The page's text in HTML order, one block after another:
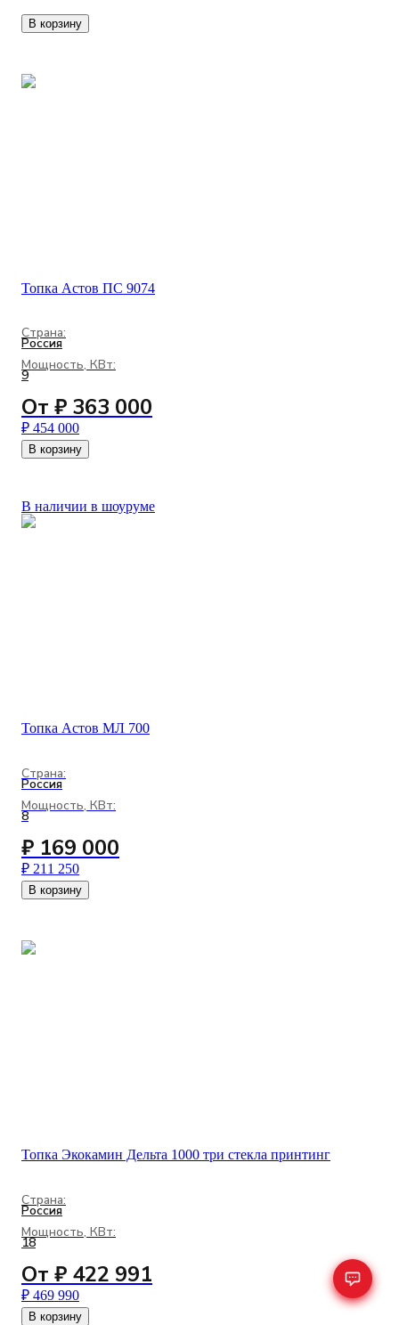
В корзину
Топка Астов ПС 9074
Страна:
Россия
Мощность, КВт:
9
От ₽ 363 000
₽ 454 000
В корзину
В наличии в шоуруме
Топка Астов МЛ 700
Страна:
Россия
Мощность, КВт:
8
₽ 169 000
₽ 211 250
В корзину
Топка Экокамин Дельта 1000 три стекла принтинг
Страна:
Россия
Мощность, КВт:
18
От ₽ 422 991
₽ 469 990
В корзину